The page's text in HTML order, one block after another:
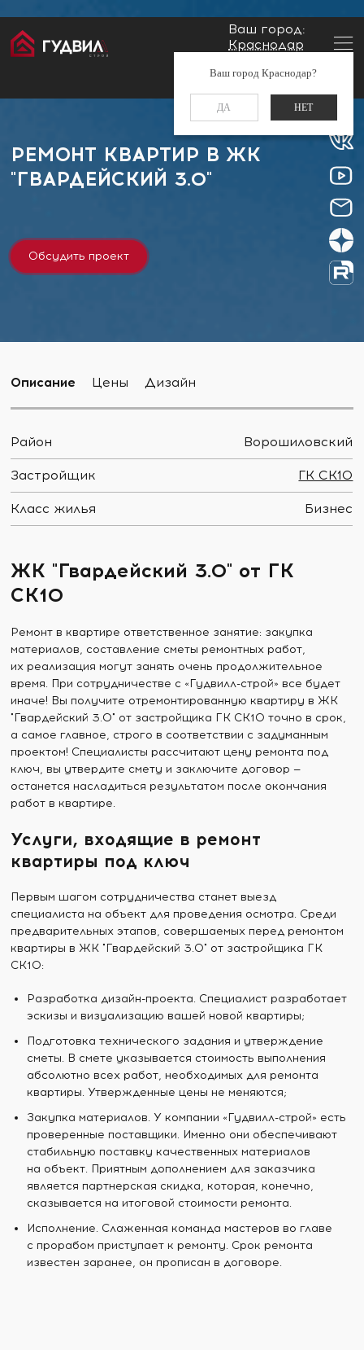
Ваш город:
Краснодар
Ваш город Краснодар?
ДА НЕТ
Заказать звонок
Главная Застройщики
РЕМОНТ КВАРТИР В ЖК
"ГВАРДЕЙСКИЙ 3.0"
Обсудить проект
Описание Цены Дизайн
Район Ворошиловский
Застройщик ГК СК10
Класс жилья Бизнес
ЖК "Гвардейский 3.0" от ГК
СК10
Ремонт в квартире ответственное занятие: закупка
материалов, составление сметы ремонтных работ,
их реализация могут занять очень продолжительное
время. При сотрудничестве с «Гудвилл-строй» все будет
иначе! Вы получите отремонтированную квартиру в ЖК
"Гвардейский 3.0" от застройщика ГК СК10 точно в срок,
а самое главное, строго в соответствии с задуманным
проектом! Специалисты рассчитают цену ремонта под
ключ, вы утвердите смету и заключите договор —
останется насладиться результатом после окончания
работ в квартире.
Услуги, входящие в ремонт
квартиры под ключ
Первым шагом сотрудничества станет выезд
специалиста на объект для проведения осмотра. Среди
предварительных этапов, совершаемых перед ремонтом
квартиры в ЖК "Гвардейский 3.0" от застройщика ГК
СК10:
Разработка дизайн-проекта. Специалист разработает
эскизы и визуализацию вашей новой квартиры;
Подготовка технического задания и утверждение
сметы. В смете указывается стоимость выполнения
абсолютно всех работ, необходимых для ремонта
квартиры. Утвержденные цены не меняются;
Закупка материалов. У компании «Гудвилл-строй» есть
проверенные поставщики. Именно они обеспечивают
стабильную поставку качественных материалов
на объект. Приятным дополнением для заказчика
является партнерская скидка, которая, конечно,
сказывается на итоговой стоимости ремонта.
Исполнение. Слаженная команда мастеров во главе
с прорабом приступает к ремонту. Срок ремонта
известен заранее, он прописан в договоре.